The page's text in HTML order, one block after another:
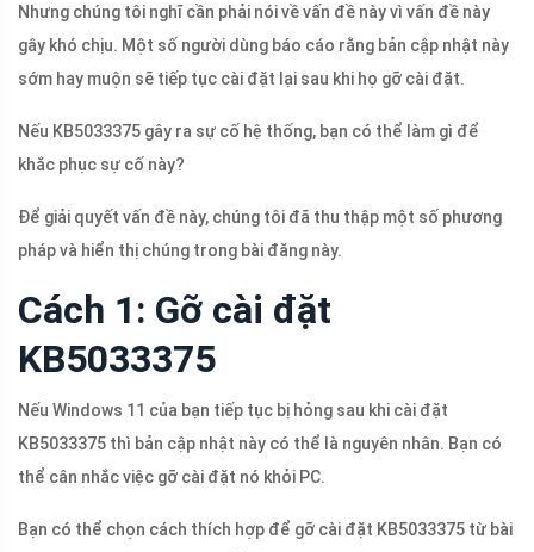
Nhưng chúng tôi nghĩ cần phải nói về vấn đề này vì vấn đề này
gây khó chịu. Một số người dùng báo cáo rằng bản cập nhật này
sớm hay muộn sẽ tiếp tục cài đặt lại sau khi họ gỡ cài đặt.
Nếu KB5033375 gây ra sự cố hệ thống, bạn có thể làm gì để
khắc phục sự cố này?
Để giải quyết vấn đề này, chúng tôi đã thu thập một số phương
pháp và hiển thị chúng trong bài đăng này.
Cách 1: Gỡ cài đặt
KB5033375
Nếu Windows 11 của bạn tiếp tục bị hỏng sau khi cài đặt
KB5033375 thì bản cập nhật này có thể là nguyên nhân. Bạn có
thể cân nhắc việc gỡ cài đặt nó khỏi PC.
Bạn có thể chọn cách thích hợp để gỡ cài đặt KB5033375 từ bài